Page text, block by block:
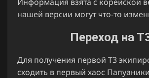
нашей версии могут что-то
Переход на
Для получения первой Т3
сходить в первый хаос